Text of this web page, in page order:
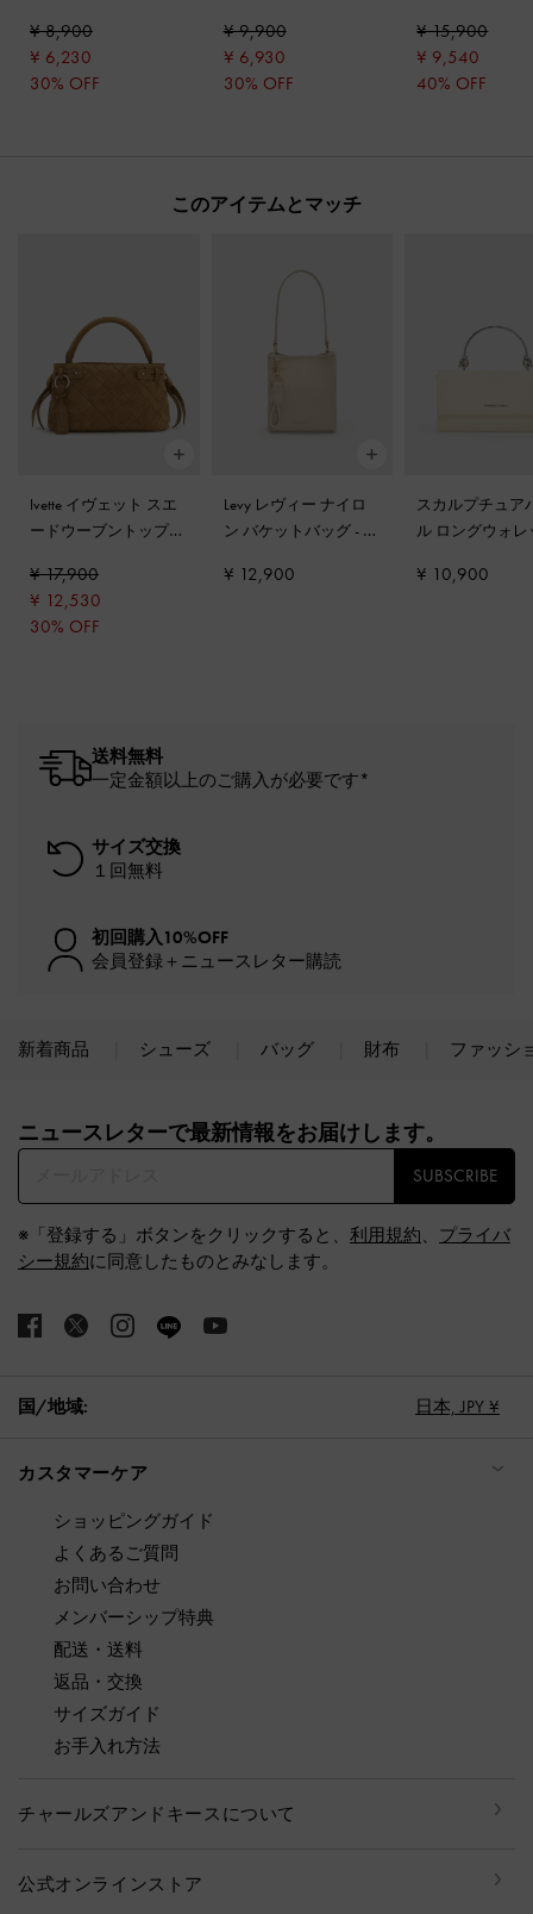
¥ 8,900
¥ 6,230
30% OFF
¥ 9,900
¥ 6,930
30% OFF
¥ 15,900
¥ 9,540
40% OFF
このアイテムとマッチ
Ivette イヴェット スエ
ードウーブントップハ
サンド
¥ 17,900
¥ 12,530
30% OFF
Levy レヴィー ナイロ
ン バケットバッグ- ダ
¥ 12,900
スカルプチュア
ル ロングウォ
¥ 10,900
送料無料
一定金額以上のご購入が必要です*
サイズ交換
１回無料
初回購入10%OFF
会員登録＋ニュースレター購読
新着商品 シューズ バッグ 財布 ファッシ
ニュースレターで最新情報をお届けします。​
SUBSCRIBE
※「登録する」ボタンをクリックすると、 利用規約、 プライバ
シー規約に同意したものとみなします。
国/地域: 日本, JPY ¥
カスタマーケア
ショッピングガイド
よくあるご質問
お問い合わせ
メンバーシップ特典
配送・送料
返品・交換
サイズガイド
お手入れ方法
チャールズアンドキースについて
公式オンラインストア